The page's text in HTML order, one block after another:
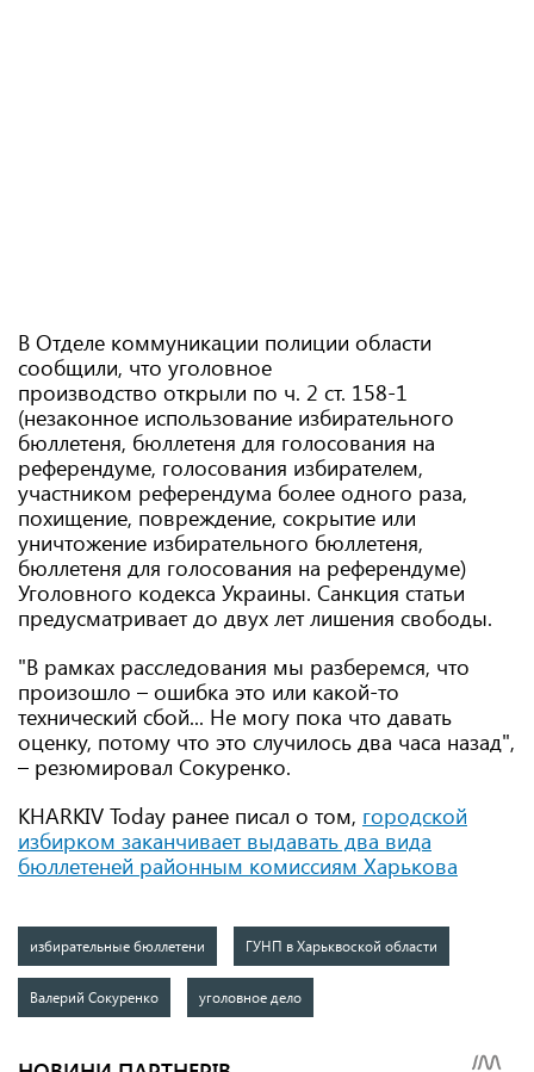
В Отделе коммуникации полиции области
сообщили, что уголовное
производство открыли по ч. 2 ст. 158-1
(незаконное использование избирательного
бюллетеня, бюллетеня для голосования на
референдуме, голосования избирателем,
участником референдума более одного раза,
похищение, повреждение, сокрытие или
уничтожение избирательного бюллетеня,
бюллетеня для голосования на референдуме)
Уголовного кодекса Украины. Санкция статьи
предусматривает до двух лет лишения свободы.
"В рамках расследования мы разберемся, что
произошло – ошибка это или какой-то
технический сбой... Не могу пока что давать
оценку, потому что это случилось два часа назад",
– резюмировал Сокуренко.
KHARKIV Today ранее писал о том, городской
избирком заканчивает выдавать два вида
бюллетеней районным комиссиям Харькова
избирательные бюллетени ГУНП в Харьквоской области
Валерий Сокуренко уголовное дело